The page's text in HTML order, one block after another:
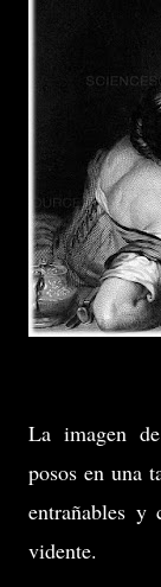
La imagen
posos en una
entrañables y
vidente.